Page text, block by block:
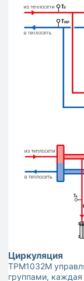
Циркуляция
ТРМ1032М
группами, каждая